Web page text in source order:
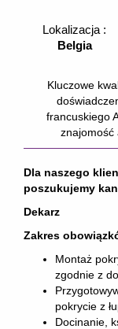
Lokalizacja :
Belgia
Kluczowe
francuskiego
znajomość
Dla naszego
poszukujemy
Dekarz
Zakres
Montaż
zgodnie z
pokrycie z
Docinanie,